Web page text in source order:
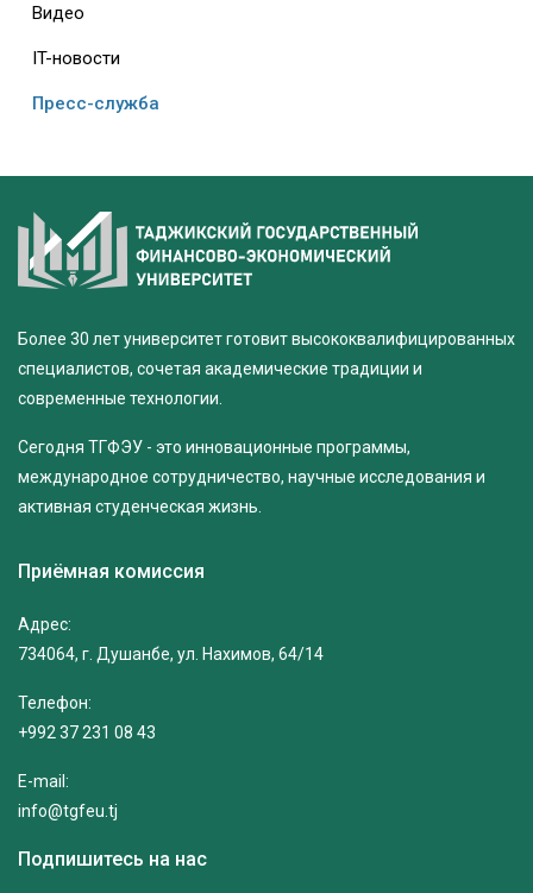
Видео
IT-новости
Пресс-служба
Более 30 лет университет готовит высококвалифицированных
специалистов, сочетая академические традиции и
современные технологии.
Сегодня ТГФЭУ - это инновационные программы,
международное сотрудничество, научные исследования и
активная студенческая жизнь.
Приёмная комиссия
Адрес:
734064, г. Душанбе, ул. Нахимов, 64/14
Телефон:
+992 37 231 08 43
E-mail:
info@tgfeu.tj
Подпишитесь на нас